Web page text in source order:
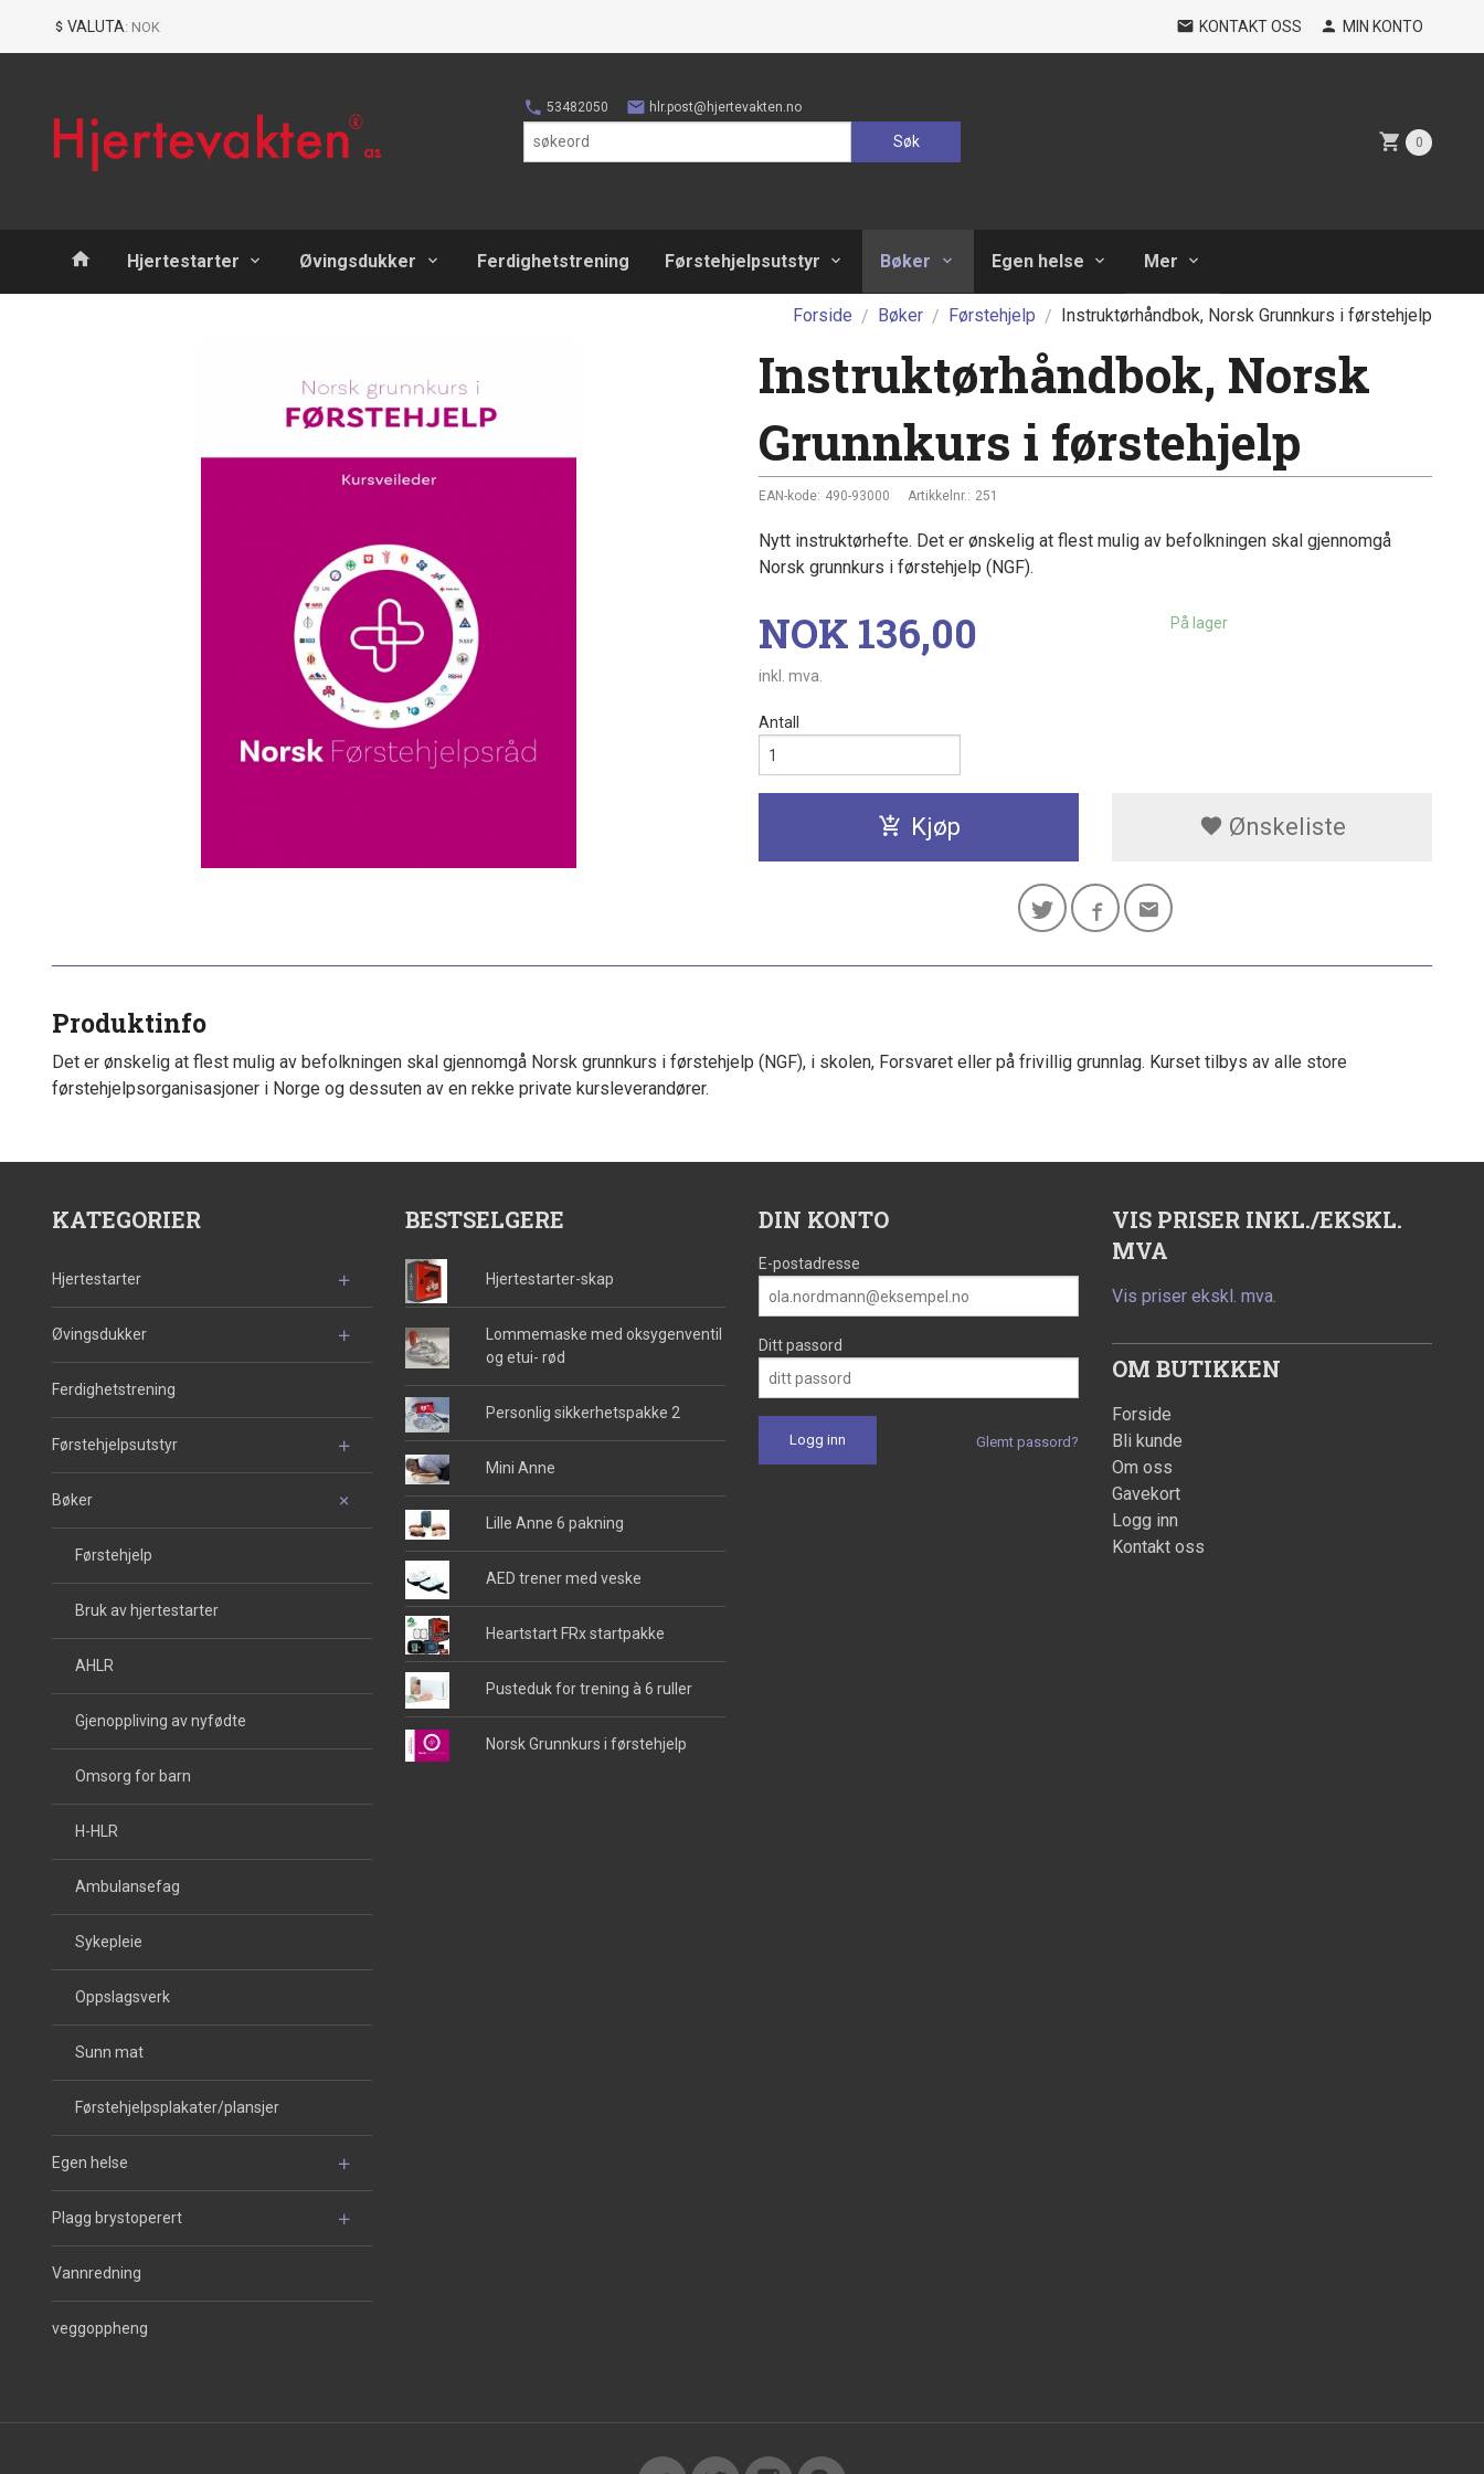
VALUTA: NOK KONTAKT OSS MIN KONTO
53482050 hlr.post@hjertevakten.no
Søk 0
Produkter
Hjertestarter Øvingsdukker Ferdighetstrening Førstehjelpsutstyr Bøker Egen helse Mer
Forside Bøker Førstehjelp Instruktørhåndbok, Norsk Grunnkurs i førstehjelp
Instruktørhåndbok, Norsk
Grunnkurs i førstehjelp
EAN-kode: 490-93000 Artikkelnr.: 251
Nytt instruktørhefte. Det er ønskelig at flest mulig av befolkningen skal gjennomgå
Norsk grunnkurs i førstehjelp (NGF).
Pris
NOK 136,00
inkl. mva.
På lager
Antall
Kjøp Ønskeliste
Produktinfo
Det er ønskelig at flest mulig av befolkningen skal gjennomgå Norsk grunnkurs i førstehjelp (NGF), i skolen, Forsvaret eller på frivillig grunnlag. Kurset tilbys av alle store
førstehjelpsorganisasjoner i Norge og dessuten av en rekke private kursleverandører.
KATEGORIER
Hjertestarter
Øvingsdukker
Ferdighetstrening
Førstehjelpsutstyr
Bøker
Førstehjelp
Bruk av hjertestarter
AHLR
Gjenoppliving av nyfødte
Omsorg for barn
H-HLR
Ambulansefag
Sykepleie
Oppslagsverk
Sunn mat
Førstehjelpsplakater/plansjer
Egen helse
Plagg brystoperert
Vannredning
veggoppheng
BESTSELGERE
Hjertestarter-skap
Lommemaske med oksygenventil
og etui- rød
Personlig sikkerhetspakke 2
Mini Anne
Lille Anne 6 pakning
AED trener med veske
Heartstart FRx startpakke
Pusteduk for trening à 6 ruller
Norsk Grunnkurs i førstehjelp
DIN KONTO
E-postadresse
Ditt passord
Glemt passord?
VIS PRISER INKL./EKSKL.
MVA
Vis priser ekskl. mva.
OM BUTIKKEN
Forside
Bli kunde
Om oss
Gavekort
Logg inn
Kontakt oss